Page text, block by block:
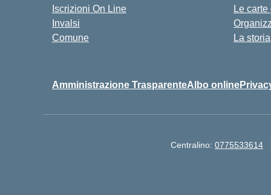
Iscrizioni On Line
Invalsi
Comune
Le
La storia
Amministrazione TrasparenteAlbo online
Centralino: 0775533614